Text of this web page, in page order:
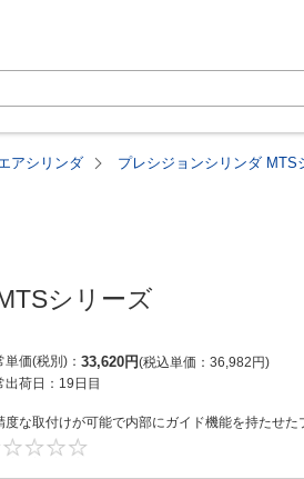
アシリンダ プレシジョンシリンダ MTS
シリーズ
単価(税別) 33,620円 税込単価 36,982円
出荷日： 19日目
度な取付けが可能で内部にガイド機能を持たせ